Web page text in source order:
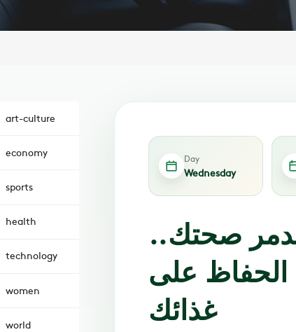
art-culture
economy
sports
health
technology
women
world
Day
Wednesday
صحتك..
الحفاظ على
غذائك